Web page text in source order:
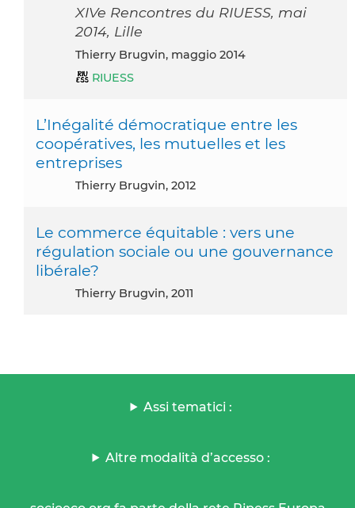
XIVe Rencontres du RIUESS, mai
2014, Lille
Thierry Brugvin, maggio 2014
RIUESS
L’Inégalité démocratique entre les
coopératives, les mutuelles et les
entreprises
Thierry Brugvin, 2012
Le commerce équitable : vers une
régulation sociale ou une gouvernance
libérale?
Thierry Brugvin, 2011
Assi tematici :
Altre modalità d’accesso :